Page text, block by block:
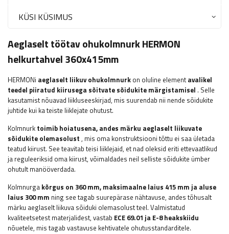
KÜSI KÜSIMUS
Aeglaselt töötav ohukolmnurk HERMON
helkurtahvel 360x415mm
HERMONi aeglaselt liikuv ohukolmnurk on oluline elementavalikel
teedel piiratud kiirusega sõitvate sõidukite märgistamisel . Selle
kasutamist nõuavad liikluseeskirjad, mis suurendab nii nende sõidukite
juhtide kui ka teiste liiklejate ohutust.
Kolmnurk toimib hoiatusena, andes märku aeglaselt liikuvate
sõidukite olemasolust , mis oma konstruktsiooni tõttu ei saa ületada
teatud kiirust. See teavitab teisi liiklejaid, et nad oleksid eriti ettevaatlikud
ja reguleeriksid oma kiirust, võimaldades neil selliste sõidukite ümber
ohutult manööverdada.
Kolmnurga kõrgus on 360 mm, maksimaalne laius 415 mm ja aluse
laius 300 mm ning see tagab suurepärase nähtavuse, andes tõhusalt
märku aeglaselt liikuva sõiduki olemasolust teel. Valmistatud
kvaliteetsetest materjalidest, vastab ECE 69.01 ja E-8 heakskiidu
nõuetele, mis tagab vastavuse kehtivatele ohutusstandarditele.